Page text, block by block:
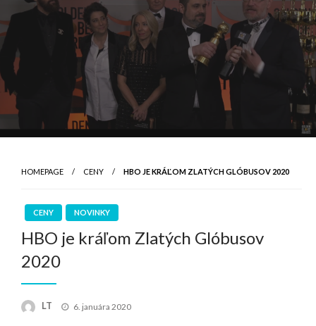
HOMEPAGE CENY HBO JE KRÁĽOM ZLATÝCH GLÓBUSOV 2020
CENY NOVINKY
HBO je kráľom Zlatých Glóbusov
2020
LT
Posted
6. januára 2020